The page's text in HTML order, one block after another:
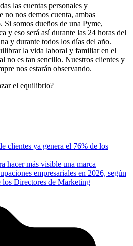
las cuentas personales y
no nos demos cuenta, ambas
Si somos dueños de una Pyme,
y eso será así durante las 24 horas del
y durante todos los días del año.
la vida laboral y familiar en el
no es tan sencillo. Nuestros clientes y
nos estarán observando.
el equilibrio?
clientes ya genera el 76% de los
hacer más visible una marca
empresariales en 2026, según
los Directores de Marketing